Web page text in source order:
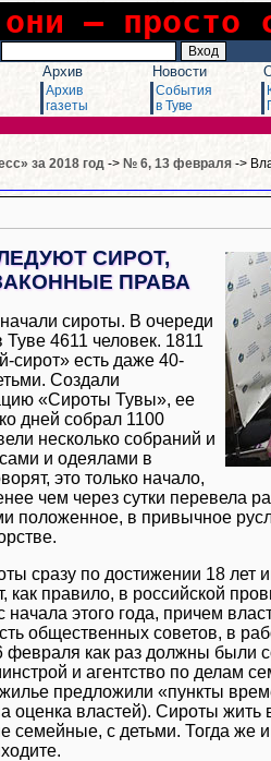
– просто
Архив
Архив
газеты
Новости
События
в Туве
за 2018 год -> № 6, 13 февраля ->
СИРОТ,
ПРАВА
сироты. В очереди
4611 человек. 1811
сирот» есть даже 40-
Создали
«Сироты Тувы», ее
дней собрал 1100
несколько собраний и
и одеялами в
это только начало,
чем через сутки перевела
в привычное
сразу по достижении 18
как правило, в российской
этого года, причем
общественных советов, в
февраля как раз должны были
и агентство по делам
предложили «пункты
оценка властей). Сироты
семейные, с детьми. Тогда же